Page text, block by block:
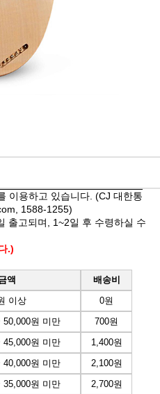
이용하고 있습니다. (CJ 대한통
, 1588-1255)
출고되며, 1~2일 후 수령하실 수
.)
액
배송비
이상
0원
50,000원 미만
700원
45,000원 미만
1,400원
40,000원 미만
2,100원
35,000원 미만
2,700원